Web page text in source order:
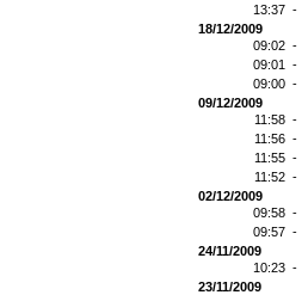
13:37 -
18/12/2009
09:02 -
09:01 -
09:00 -
09/12/2009
11:58 -
11:56 -
11:55 -
11:52 -
02/12/2009
09:58 -
09:57 -
24/11/2009
10:23 -
23/11/2009